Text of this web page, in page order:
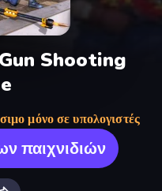
Shooting
μόνο σε υπολογιστές
παιχνιδιών